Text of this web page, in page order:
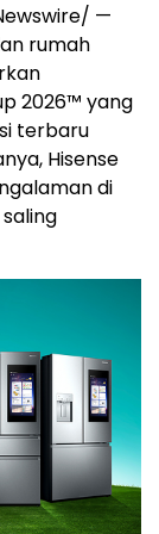
—
rumah
2026™ yang
terbaru
Hisense
di